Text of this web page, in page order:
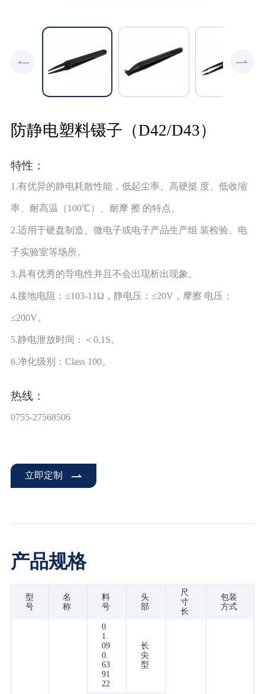
防静电塑料镊子（D42/D43）
特性：
1.有优异的静电耗散性能，低起尘率、高硬挺 度、低收缩
率、耐高温（100℃）、耐摩 擦 的特点。
2.适用于硬盘制造、微电子或电子产品生产组 装检验、电
子实验室等场所。
3.具有优秀的导电性并且不会出现析出现象。
4.接地电阻：≤103-11Ω，静电压：≤20V，摩擦 电压：
≤200V。
5.静电泄放时间：＜0.1S。
6.净化级别：Class 100。
热线：
0755-27568506
立即定制
产品规格
型
号
名
称
料
号
头
部
尺
寸
长
包装
方式
0
1.
09
0.
63
91
22
长
尖
型